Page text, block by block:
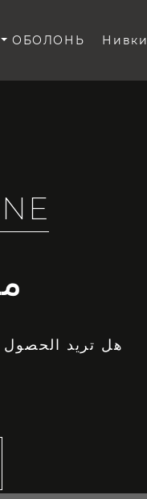
Нивки
ОБОЛОНЬ
هل تريد الحصول